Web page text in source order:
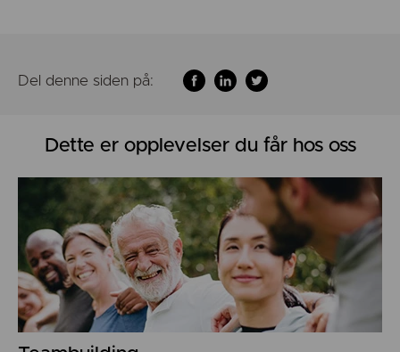
Del denne siden på:
Dette er opplevelser du får hos oss